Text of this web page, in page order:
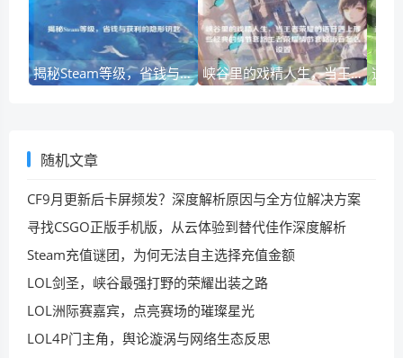
揭秘Steam等级，省钱与获利的隐形钥匙 峡谷里的戏精人生，当王者荣耀的语音遇上那些经典的情节套路王者荣耀情节套路语音怎么设置
随机文章
CF9月更新后卡屏频发？深度解析原因与全方位解决方案
寻找CSGO正版手机版，从云体验到替代佳作深度解析
Steam充值谜团，为何无法自主选择充值金额
LOL剑圣，峡谷最强打野的荣耀出装之路
LOL洲际赛嘉宾，点亮赛场的璀璨星光
LOL4P门主角，舆论漩涡与网络生态反思